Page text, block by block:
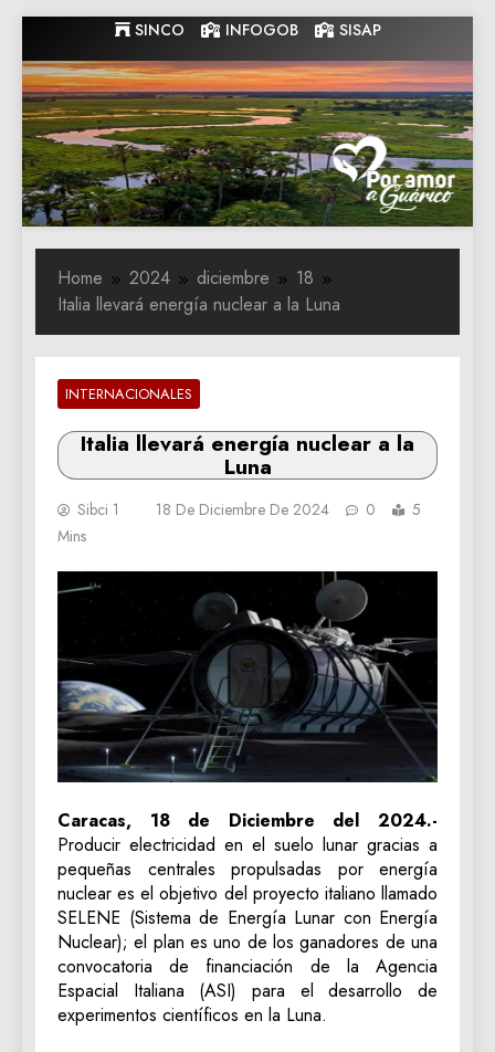
to
content
SINCO INFOGOB SISAP
Gobernacion
de Guarico
Gobernacion de Guarico
Home 2024 diciembre
18
Italia llevará energía nuclear a la Luna
INTERNACIONALES
Italia llevará energía nuclear a la
Luna
Sibci 1 18 De Diciembre De 2024 0
5
Mins
Caracas, 18 de Diciembre del 2024.-
Producir electricidad en el suelo lunar gracias a
pequeñas centrales propulsadas por energía
nuclear es el objetivo del proyecto italiano llamado
SELENE (Sistema de Energía Lunar con Energía
Nuclear); el plan es uno de los ganadores de una
convocatoria de financiación de la Agencia
Espacial Italiana (ASI) para el desarrollo de
experimentos científicos en la Luna.